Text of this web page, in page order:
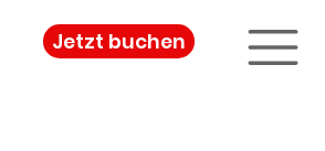
Jetzt buchen